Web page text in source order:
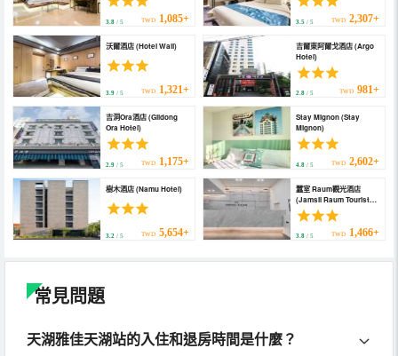
3.8 / 5 TWD 1,085+ 3.5/ 5 TWD 2,307+
沃爾酒店 (Hotel Wall)
3.9 / 5 TWD 1,321+
吉爾東阿爾戈酒店 (Argo
Hotel)
2.8/ 5 TWD 981+
吉洞Ora酒店 (Gildong
Ora Hotel)
2.9 / 5 TWD 1,175+
Stay Mignon (Stay
Mignon)
4.8/ 5 TWD 2,602+
樹木酒店 (Namu Hotel)
3.2 / 5 TWD 5,654+
蠶室 Raum觀光酒店
(Jamsil Raum Tourist
Hotel)
3.8/ 5 TWD 1,466+
常見問題
天湖雅佳天湖站的入住和退房時間是什麼？